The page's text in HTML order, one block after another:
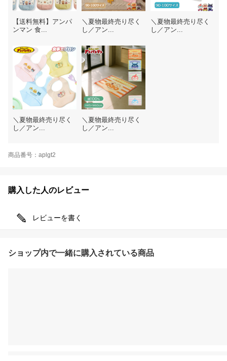
【送料無料】アンパ
ンマン 食...
＼夏物最終売り尽く
し／アン...
＼夏物最終売り尽く
し／アン...
＼夏物最終売り尽く
し／アン...
＼夏物最終売り尽く
し／アン...
商品番号：aplgt2
購入した人のレビュー
レビューを書く
ショップ内で一緒に購入されている商品